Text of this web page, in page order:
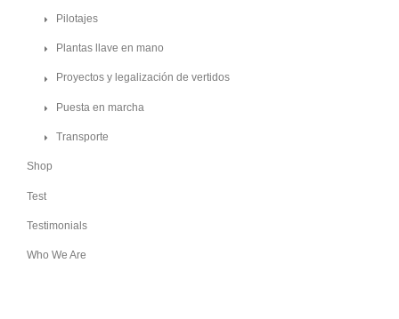
Pilotajes
Plantas llave en mano
Proyectos y legalización de vertidos
Puesta en marcha
Transporte
Shop
Test
Testimonials
Who We Are